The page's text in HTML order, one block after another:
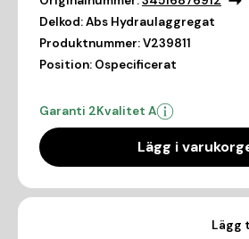
Delkod:Abs Hydraulaggregat
Produktnummer:V239811
Position: Ospecificerat
Garanti 2Kvalitet A
Lägg i
Lägg